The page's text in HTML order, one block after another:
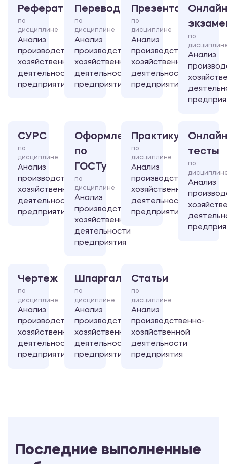
Реферат
по
дисциплине
Анализ
производственно-
хозяйственной
деятельности
предприятия
Перевод
по
дисциплине
Анализ
производственно-
хозяйственной
деятельности
предприятия
Презентация
по
дисциплине
Анализ
производственно-
хозяйственной
деятельности
предприятия
по
Анализ
СУРС
по
дисциплине
Анализ
производственно-
хозяйственной
деятельности
предприятия
Оформление
по
ГОСТу
по
дисциплине
Анализ
производственно-
хозяйственной
деятельности
предприятия
Практикум
по
дисциплине
Анализ
производственно-
хозяйственной
деятельности
предприятия
тесты
по
Анализ
Чертеж
по
дисциплине
Анализ
производственно-
хозяйственной
деятельности
предприятия
Шпаргалка
по
дисциплине
Анализ
производственно-
хозяйственной
деятельности
предприятия
Статьи
по
дисциплине
Анализ
производственно-
хозяйственной
деятельности
предприятия
Последние выполненные